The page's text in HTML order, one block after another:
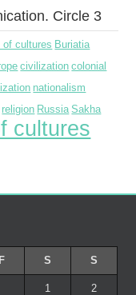
Circle 3
of cultures Buriatia
civilization colonial
nationalism
religion Russia Sakha
cultures
F S S
1 2